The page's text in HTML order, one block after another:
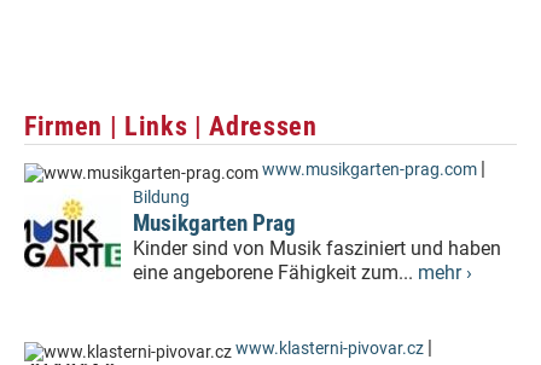
Firmen | Links | Adressen
www.musikgarten-prag.com |
Bildung
Musikgarten Prag
Kinder sind von Musik fasziniert und haben
eine angeborene Fähigkeit zum... mehr ›
www.klasterni-pivovar.cz |